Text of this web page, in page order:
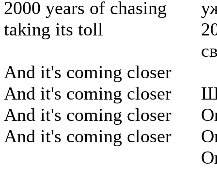
2000 years of chasing
taking its toll
And it's coming closer
And it's coming closer
And it's coming closer
And it's coming closer